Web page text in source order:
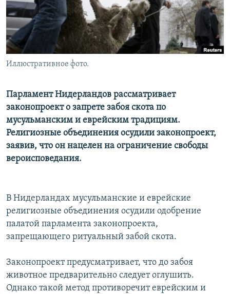
Иллюстративное фото.
Парламент Нидерландов рассматривает
законопроект о запрете забоя скота по
мусульманским и еврейским традициям.
Религиозные объединения осудили законопроект,
заявив, что он нацелен на ограничение свободы
вероисповедания.
В Нидерландах мусульманские и еврейские
религиозные объединения осудили одобрение
палатой парламента законопроекта,
запрещающего ритуальный забой скота.
Законопроект предусматривает, что до забоя
животное предварительно следует оглушить.
Однако такой метод противоречит еврейским и